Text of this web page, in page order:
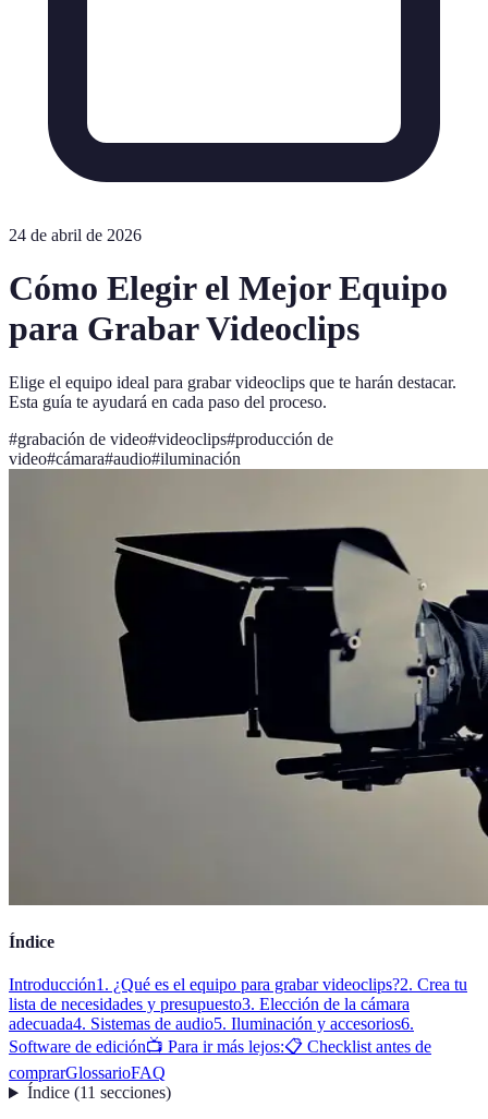
24 de abril de 2026
Cómo Elegir el Mejor Equipo
para Grabar Videoclips
Elige el equipo ideal para grabar videoclips que te harán destacar.
Esta guía te ayudará en cada paso del proceso.
#grabación de video#videoclips#producción de
video#cámara#audio#iluminación
Índice
Introducción1. ¿Qué es el equipo para grabar videoclips?2. Crea tu
lista de necesidades y presupuesto3. Elección de la cámara
adecuada4. Sistemas de audio5. Iluminación y accesorios6.
Software de edición📺 Para ir más lejos:📋 Checklist antes de
comprarGlossarioFAQ
Índice(11 secciones)